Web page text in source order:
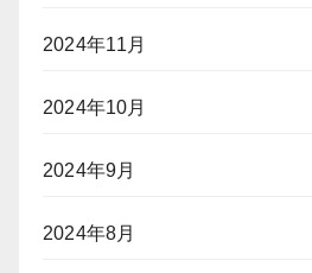
2024年11月
2024年10月
2024年9月
2024年8月